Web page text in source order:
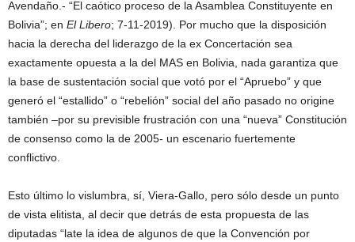
Avendaño.- “El caótico proceso de la Asamblea Constituyente en
Bolivia”; en El Libero; 7-11-2019). Por mucho que la disposición
hacia la derecha del liderazgo de la ex Concertación sea
exactamente opuesta a la del MAS en Bolivia, nada garantiza que
la base de sustentación social que votó por el “Apruebo” y que
generó el “estallido” o “rebelión” social del año pasado no origine
también –por su previsible frustración con una “nueva” Constitución
de consenso como la de 2005- un escenario fuertemente
conflictivo.
Esto último lo vislumbra, sí, Viera-Gallo, pero sólo desde un punto
de vista elitista, al decir que detrás de esta propuesta de las
diputadas “late la idea de algunos de que la Convención por